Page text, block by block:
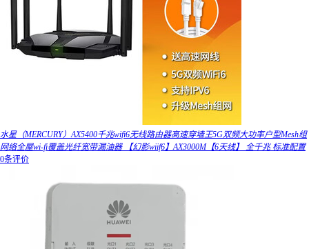
水星（MERCURY）AX5400千兆wifi6无线路由器高速穿墙王5G双频大功率户型Mesh组
网络全屋wi-fi覆盖光纤宽带漏油器 【幻影wiif6】AX3000M【6天线】 全千兆 标准配置
0条评价